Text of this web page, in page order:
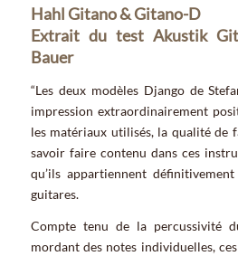
Hahl Gitano & Gitano-D
Extrait du test Akustik
Bauer
“Les deux modèles Django de
impression extraordinairement
les matériaux utilisés, la qualité de
savoir faire contenu dans ces
qu’ils appartiennent
guitares.
Compte tenu de la percussivité
mordant des notes individuelles,